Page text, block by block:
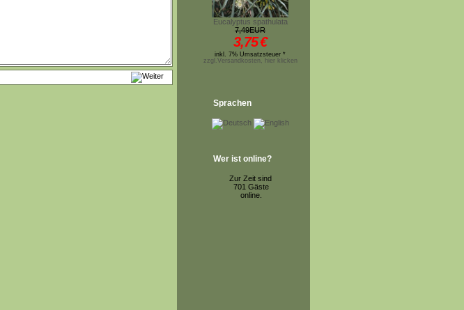
Eucalyptus spathulata
7,49EUR
3,75€
inkl. 7% Umsatzsteuer *
zzgl.Versandkosten, hier klicken
Sprachen
Wer ist online?
Zur Zeit sind
701 Gäste
online.